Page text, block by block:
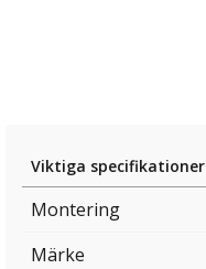
Viktiga specifikationer
Montering
Märke